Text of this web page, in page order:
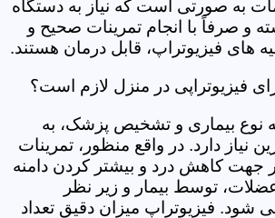
به صورتی است که نیاز به دستگاه
و صرفاً با انجام تمرینات صحیح و
های فیزیوتراپ، قابل درمان هستند.
فیزیوتراپی در منزل لازم است؟
نوع بیماری و تشخیص پزشک، به
نیاز دارد. در واقع منظور، تمرینات
کاهش درد و بیشتر کردن دامنه
توسط بیمار و زیر نظر
شود. فیزیوتراپ میزان دقیق تعداد